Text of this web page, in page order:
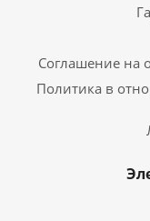
Соглашение на
Политика в